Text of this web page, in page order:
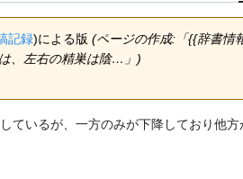
記録)による版 (ページの作成:「{{辞書情
、左右の精巣は陰…」)
ているが、一方のみが下降しており他方